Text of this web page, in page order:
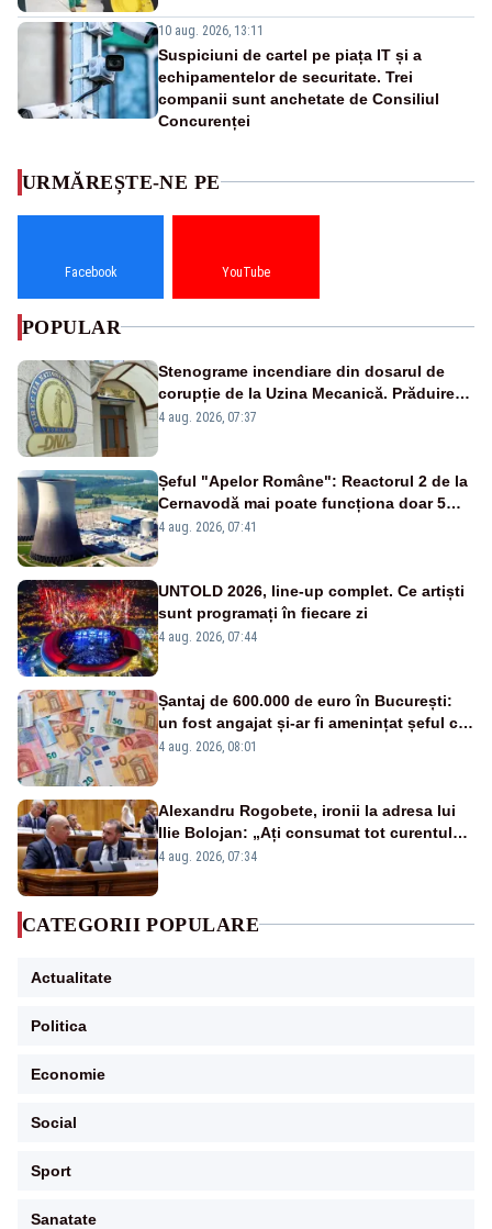
10 aug. 2026, 13:11
Suspiciuni de cartel pe piața IT și a
echipamentelor de securitate. Trei
companii sunt anchetate de Consiliul
Concurenței
URMĂREȘTE-NE PE
Facebook YouTube
POPULAR
Stenograme incendiare din dosarul de
corupție de la Uzina Mecanică. Prăduirea
banilor din programul SAFE, interceptată
4 aug. 2026, 07:37
Șeful "Apelor Române": Reactorul 2 de la
Cernavodă mai poate funcționa doar 5
zile
4 aug. 2026, 07:41
UNTOLD 2026, line-up complet. Ce artiști
sunt programați în fiecare zi
4 aug. 2026, 07:44
Șantaj de 600.000 de euro în București:
un fost angajat și-ar fi amenințat șeful că
îi împușcă fiul dacă nu primește banii
4 aug. 2026, 08:01
Alexandru Rogobete, ironii la adresa lui
Ilie Bolojan: „Ați consumat tot curentul
urmărind șobolani imaginari”
4 aug. 2026, 07:34
CATEGORII POPULARE
Actualitate
Politica
Economie
Social
Sport
Sanatate